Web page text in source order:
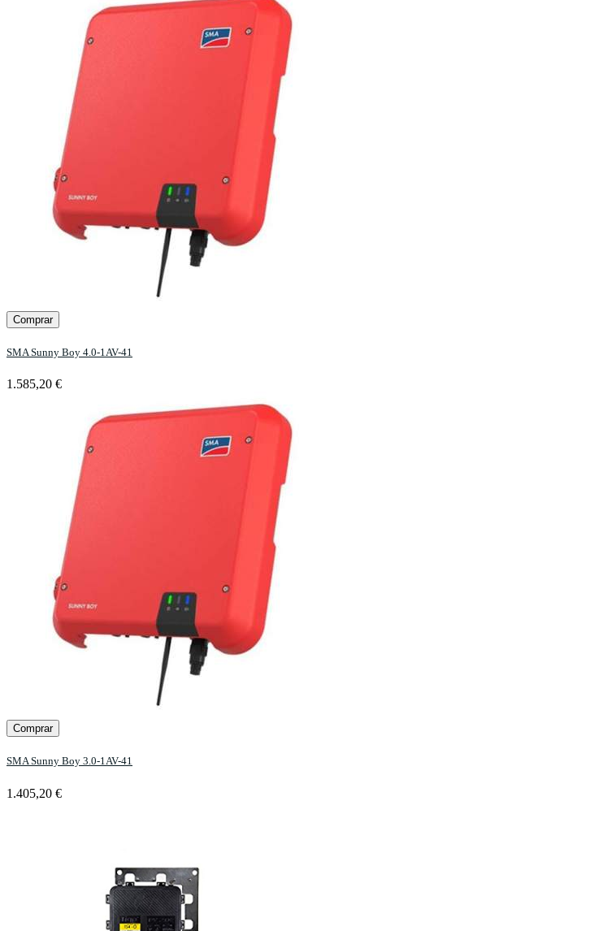
Comprar
SMA Sunny Boy 4.0-1AV-41
1.585,20 €
Comprar
SMA Sunny Boy 3.0-1AV-41
1.405,20 €